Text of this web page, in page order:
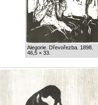
Alegorie. Dřevořezba. 1898.
46,5 × 33.